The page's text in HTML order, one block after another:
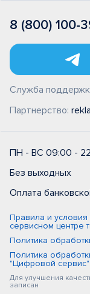
8 (800) 100-
Служба
Партнерство:
ПН - ВС 09:00 -
Без выходных
Оплата
Правила и
сервисном центре
Политика
Политика
"Цифровой сервис"
Для улучшения
записан